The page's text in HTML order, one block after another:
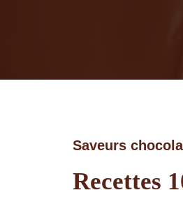
Saveurs
Recettes